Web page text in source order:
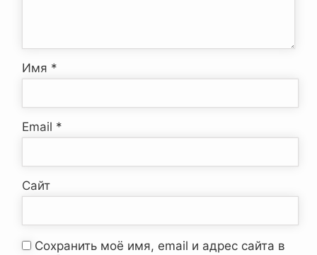
Имя *
Email *
Сайт
Сохранить моё имя, email и адрес сайта в